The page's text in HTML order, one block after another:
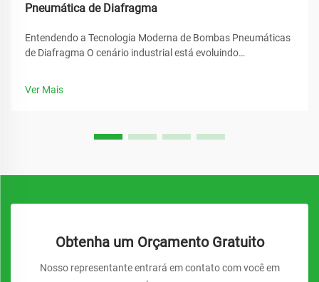
Pneumática de Diafragma
Entendendo a Tecnologia Moderna de Bombas Pneumáticas
de Diafragma O cenário industrial está evoluindo
Ver Mais
Obtenha um Orçamento Gratuito
Nosso representante entrará em contato com você em